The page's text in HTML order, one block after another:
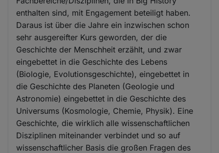
enthalten sind, mit Engagement beteiligt haben.
Daraus ist über die Jahre ein inzwischen schon
sehr ausgereifter Kurs geworden, der die
Geschichte der Menschheit erzählt, und zwar
eingebettet in die Geschichte des Lebens
(Biologie, Evolutionsgeschichte), eingebettet in
die Geschichte des Planeten (Geologie und
Astronomie) eingebettet in die Geschichte des
Universums (Kosmologie, Chemie, Physik). Eine
Geschichte, die wirklich alle wissenschaftlichen
Disziplinen miteinander verbindet und so auf
wissenschaftlicher Basis die großen Fragen des